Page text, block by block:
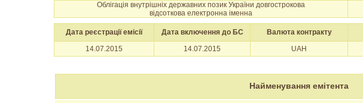
Облігація внутрішніх державних позик України довгострокова
відсоткова електронна іменна
Дата реєстрації емісії Дата включення до БС Валюта контракту
14.07.2015
14.07.2015 UAH
Найменування емітента